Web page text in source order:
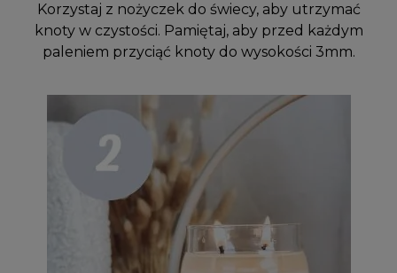
Korzystaj z nożyczek do świecy, aby utrzymać
knoty w czystości. Pamiętaj, aby przed każdym
paleniem przyciąć knoty do wysokości 3mm.